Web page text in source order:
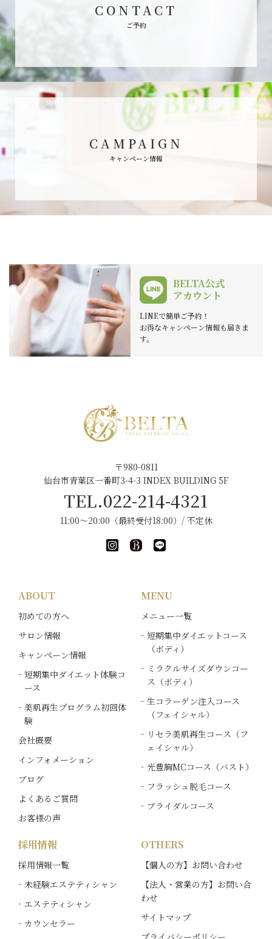
CONTACT
ご予約
CAMPAIGN
キャンペーン情報
BELTA公式
アカウント
LINEで簡単ご予約！
お得なキャンペーン情報も届きま
す。
〒980-0811
仙台市青葉区一番町3-4-3 INDEX BUILDING 5F
TEL.022-214-4321
11:00～20:00（最終受付18:00）/ 不定休
ABOUT
初めての方へ
サロン情報
キャンペーン情報
短期集中ダイエット体験コ
ース
美肌再生プログラム初回体
験
会社概要
インフォメーション
ブログ
よくあるご質問
お客様の声
MENU
メニュー一覧
短期集中ダイエットコース
（ボディ）
ミラクルサイズダウンコー
ス（ボディ）
生コラーゲン注入コース
（フェイシャル）
リセラ美肌再生コース（フ
ェイシャル）
光豊胸MCコース（バスト）
フラッシュ脱毛コース
ブライダルコース
採用情報
採用情報一覧
未経験エステティシャン
エステティシャン
カウンセラー
OTHERS
【個人の方】お問い合わせ
【法人・営業の方】お問い合
わせ
サイトマップ
プライバシーポリシー